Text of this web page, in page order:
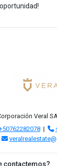
Veral
|
contactemos?